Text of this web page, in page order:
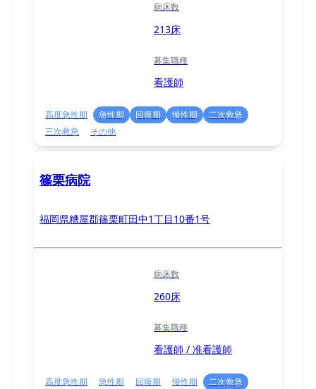
病床数
213床
募集職種
看護師
高度急性期 急性期 回復期 慢性期
二次救急
三次救急
その他
篠栗病院
福岡県糟屋郡篠栗町田中1丁目10番1号
病床数
260床
募集職種
看護師 / 准看護師
高度急性期 急性期 回復期 慢性期
二次救急